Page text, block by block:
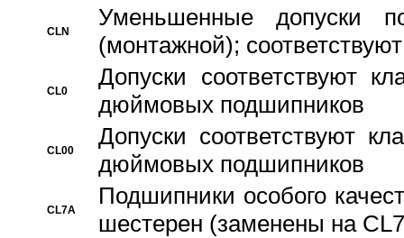
CLN
Уменьшенные
(монтажной);
CL0
Допуски соответствуют
дюймовых подшипников
CL00
Допуски соответствуют
дюймовых подшипников
CL7A
Подшипники особого
шестерен (заменены на